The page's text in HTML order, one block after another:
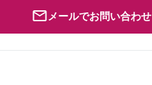
メールでお問い合わせ